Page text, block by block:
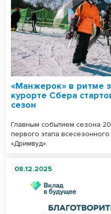
«Манжерок» в ритме
курорте Сбера
сезон
Главным событием сезона
первого этапа
«Дримвуд».
08.12.2025